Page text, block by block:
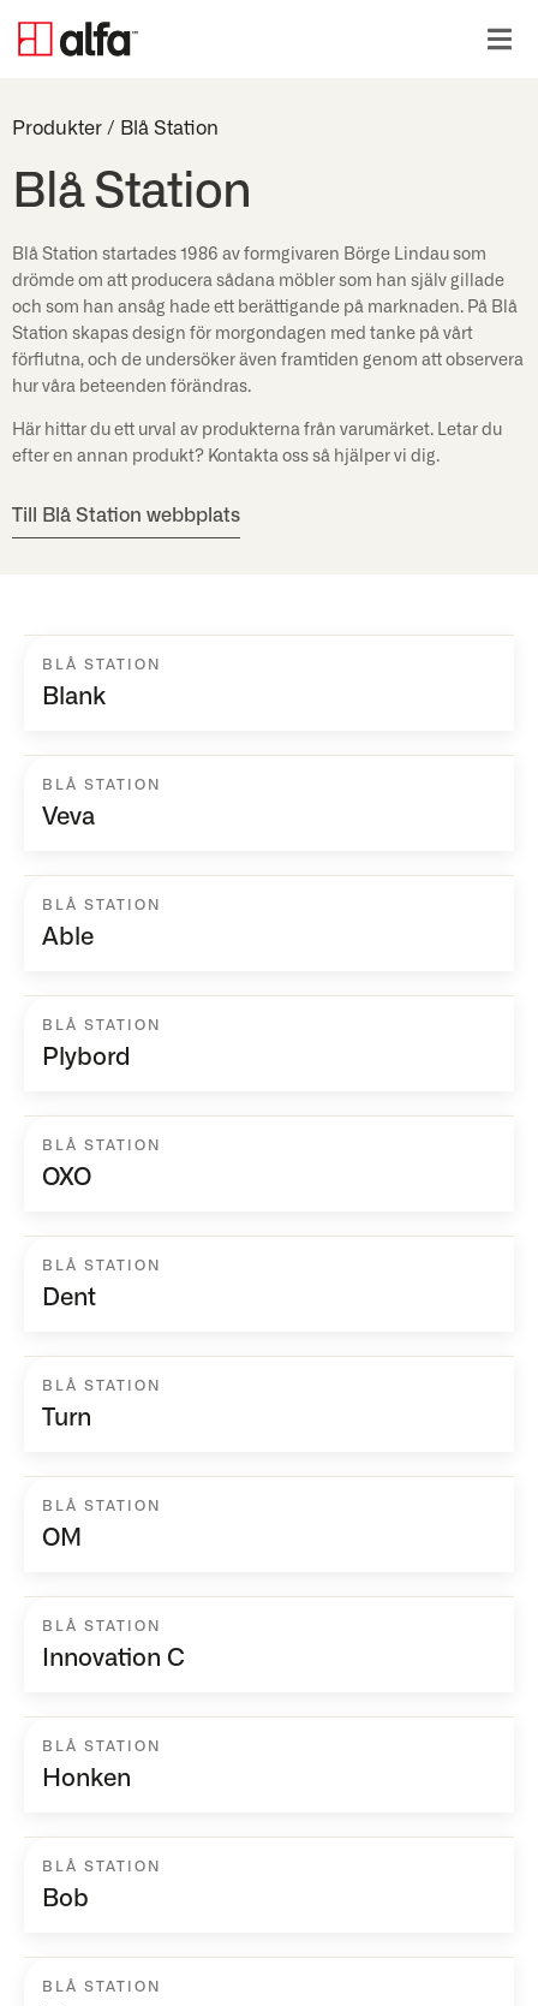
Produkter / Blå Station
Blå Station
Blå Station startades 1986 av formgivaren Börge Lindau som
drömde om att producera sådana möbler som han själv gillade
och som han ansåg hade ett berättigande på marknaden. På Blå
Station skapas design för morgondagen med tanke på vårt
förflutna, och de undersöker även framtiden genom att observera
hur våra beteenden förändras.
Här hittar du ett urval av produkterna från varumärket. Letar du
efter en annan produkt? Kontakta oss så hjälper vi dig.
Till Blå Station webbplats
BLÅ STATION
Blank
BLÅ STATION
Veva
BLÅ STATION
Able
BLÅ STATION
Plybord
BLÅ STATION
OXO
BLÅ STATION
Dent
BLÅ STATION
Turn
BLÅ STATION
OM
BLÅ STATION
Innovation C
BLÅ STATION
Honken
BLÅ STATION
Bob
BLÅ STATION